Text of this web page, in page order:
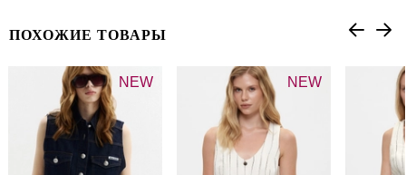
ПОХОЖИЕ ТОВАРЫ
NEW NEW